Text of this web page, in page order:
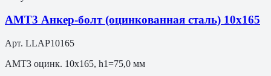
АМТ3 Анкер-болт (оцинкованная сталь) 10х165
Арт. LLAP10165
АМТ3 оцинк. 10х165, h1=75,0 мм